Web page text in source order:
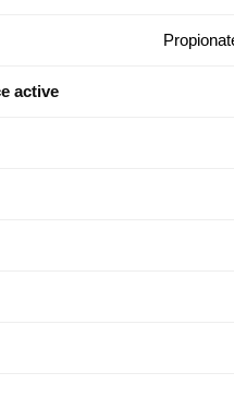
active